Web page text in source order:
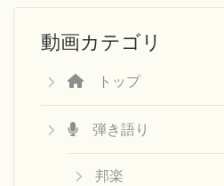
動画カテゴリ
トップ
弾き語り
邦楽